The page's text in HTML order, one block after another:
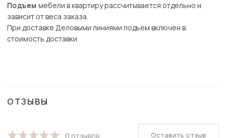
Подъем мебели в квартиру рассчитывается отдельно и
зависит от веса заказа.
При доставке Деловыми линиями подъем включен в
стоимость доставки.
ОТЗЫВЫ
0 отзывов Оставить отзыв